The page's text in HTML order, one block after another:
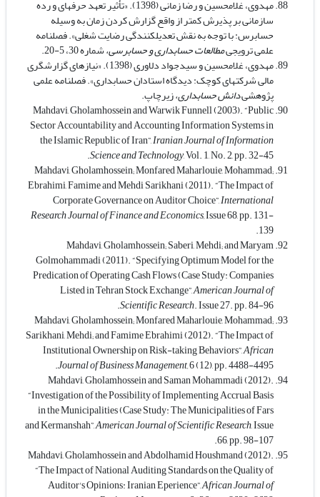
مهدوی، غلامحسین و رضا زمانی (1398). «تأثیر تعهد حرفه­ای و رده
سازمانی بر پذیرش کمتر از واقع گزارش­ کردن زمان به وسیله
حسابرس: با توجه به نقش تعدیل­کنندگی رضایت شغلی». فصلنامه
علمی ترویجیمطالعات حسابداری و حسابرسی،شماره 30، 5-20.
مهدوی، غلامحسین و سیدجواد دلاوری (1398). «نیازهای گزارشگری
مالی شرکت­های کوچک: دیدگاه استادان حسابداری». فصلنامه علمی
پژوهشیدانش حسابداری،زیرچاپ.
Mahdavi, Gholamhossein and Warwik Funnell (2003). “Public
Sector Accountability and Accounting Information Systems in
the Islamic Republic of Iran”,Iranian Journal of Information
Science and Technology, Vol. 1, No. 2, pp. 32-45.
Mahdavi, Gholamhossein; Monfared Maharlouie, Mohammad;
Ebrahimi, Famime and Mehdi Sarikhani (2011). “The Impact of
Corporate Governance on Auditor Choice”,International
Research Journal of Finance and Economics,Issue 68, pp. 131-
139.
Mahdavi, Gholamhossein; Saberi, Mehdi; and Maryam
Golmohammadi (2011). “Specifying Optimum Model for the
Predication of Operating Cash Flows (Case Study: Companies
Listed in Tehran Stock Exchange”,American Journal of
Scientific Research. Issue 27. pp. 84-96.
Mahdavi, Gholamhossein; Monfared Maharlouie, Mohammad;
Sarikhani, Mehdi; and Famime Ebrahimi (2012). “The Impact of
Institutional Ownership on Risk-taking Behaviors”,African
Journal of Business Management,6 (12), pp. 4488-4495.
Mahdavi, Gholamhossein and Saman Mohammadi (2012).
“Investigation of the Possibility of Implementing Accrual Basis
in the Municipalities (Case Study: The Municipalities of Fars
and Kermanshah”,American Journal of Scientific Research, Issue
66, pp. 98-107.
Mahdavi, Gholamhossein and Abdolhamid Houshmand (2012).
“The Impact of National Auditing Standards on the Quality of
Auditor's Opinions: Iranian Eperience”,African Journal of